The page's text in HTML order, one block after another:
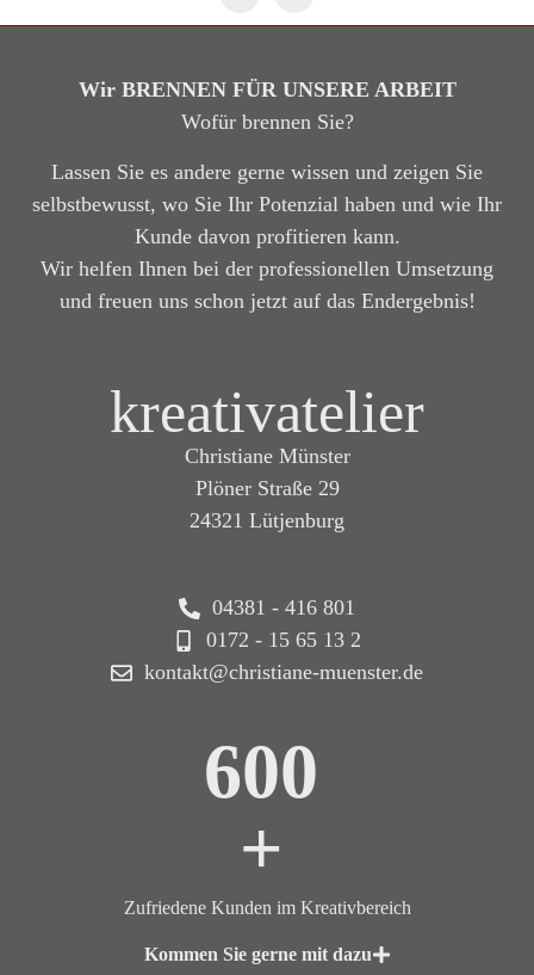
Wir BRENNEN FÜR UNSERE ARBEIT
Wofür brennen Sie?
Lassen Sie es andere gerne wissen und zeigen Sie
selbstbewusst, wo Sie Ihr Potenzial haben und wie Ihr
Kunde davon profitieren kann.
Wir helfen Ihnen bei der professionellen Umsetzung
und freuen uns schon jetzt auf das Endergebnis!
kreativatelier
Christiane Münster
Plöner Straße 29
24321 Lütjenburg
04381 - 416 801
0172 - 15 65 13 2
kontakt@christiane-muenster.de
600
+
Zufriedene Kunden im Kreativbereich
Kommen Sie gerne mit dazu